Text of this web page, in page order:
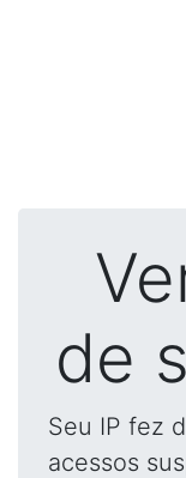
de
Seu IP fez
acessos